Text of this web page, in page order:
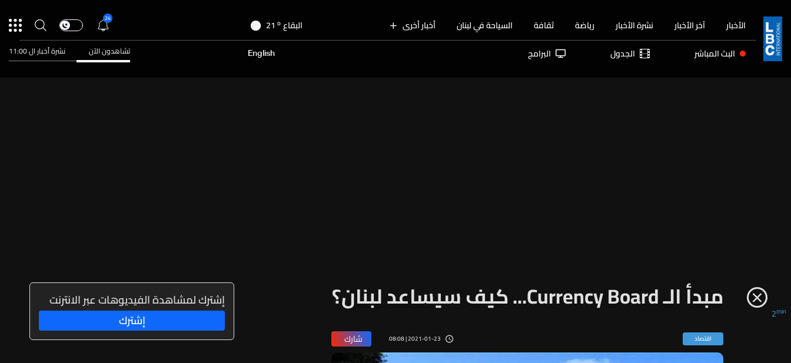
الأخبار آخر الأخبار نشرة الأخبار رياضة ثقافة السياحة في لبنان أخبار أخرى البقاع 21 o
الجنوب 25o
26
24
البث المباشر الجدول البرامج English تشاهدون الآن نشرة أخبار ال 11:00
2min مبدأ الـ Currency Board... كيف سيساعد لبنان؟
اقتصاد 2021-01-23 | 08:08 شارك
إشترك لمشاهدة الفيديوهات عبر الانترنت
إشترك